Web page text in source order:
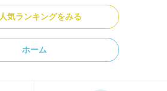
人気ランキングをみる
ホーム